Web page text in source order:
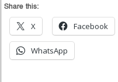
Share this:
X Facebook
WhatsApp